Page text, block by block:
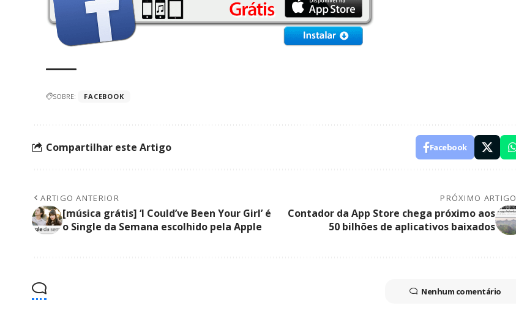
SOBRE: FACEBOOK
Compartilhar este Artigo Facebook
ARTIGO ANTERIOR
[música grátis] ‘I Could’ve Been Your Girl’ é
o Single da Semana escolhido pela Apple
PRÓXIMO ARTIGO
Contador da App Store chega próximo aos
50 bilhões de aplicativos baixados
Nenhum comentário